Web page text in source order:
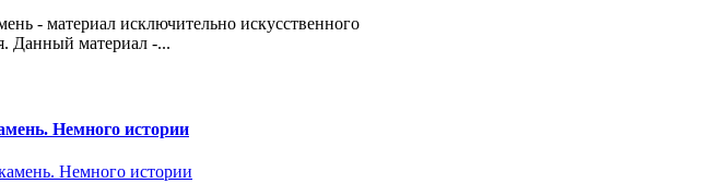
- материал исключительно искусственного
Данный материал -...
Немного истории